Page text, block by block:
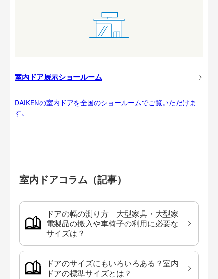
室内ドア展示ショールーム
DAIKENの室内ドアを全国のショールームでご覧いただけま
す。
室内ドアコラム（記事）
ドアの幅の測り方 大型家具・大型家
電製品の搬入や車椅子の利用に必要な
サイズは？
ドアのサイズにもいろいろある？室内
ドアの標準サイズとは？